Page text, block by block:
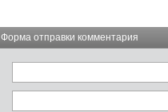
Форма отправки комментария